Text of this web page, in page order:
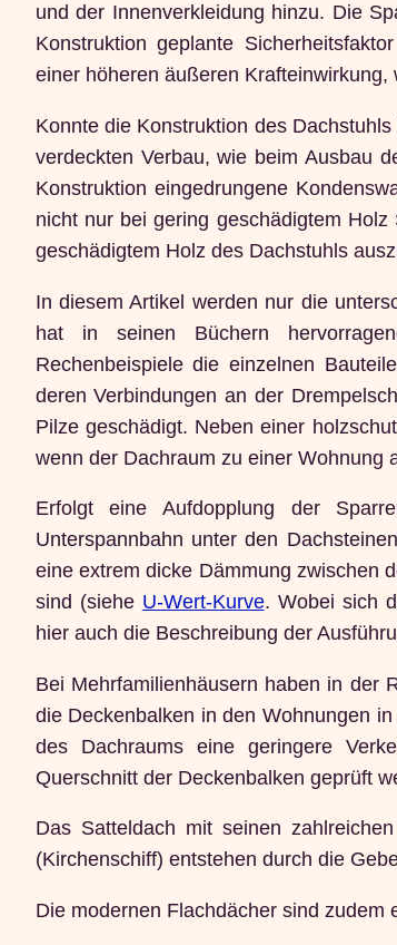
und der Innenverkleidung hinzu. Die
Konstruktion geplante
einer höheren äußeren
Konnte die Konstruktion des
verdeckten Verbau, wie beim Ausbau
Konstruktion eingedrungene
nicht nur bei gering geschädigtem
geschädigtem Holz des Dachstuhls
In diesem Artikel werden nur die
hat in seinen Büchern
Rechenbeispiele die einzelnen
deren Verbindungen an der
Pilze geschädigt. Neben einer
wenn der Dachraum zu einer Wohnung
Erfolgt eine Aufdopplung der
Unterspannbahn unter den
eine extrem dicke Dämmung zwischen
sind (siehe U-Wert-Kurve. Wobei sich
hier auch die Beschreibung der
Bei Mehrfamilienhäusern haben in der
die Deckenbalken in den Wohnungen
des Dachraums eine geringere
Querschnitt der Deckenbalken geprüft
Das Satteldach mit seinen
(Kirchenschiff) entstehen durch die
Die modernen Flachdächer sind